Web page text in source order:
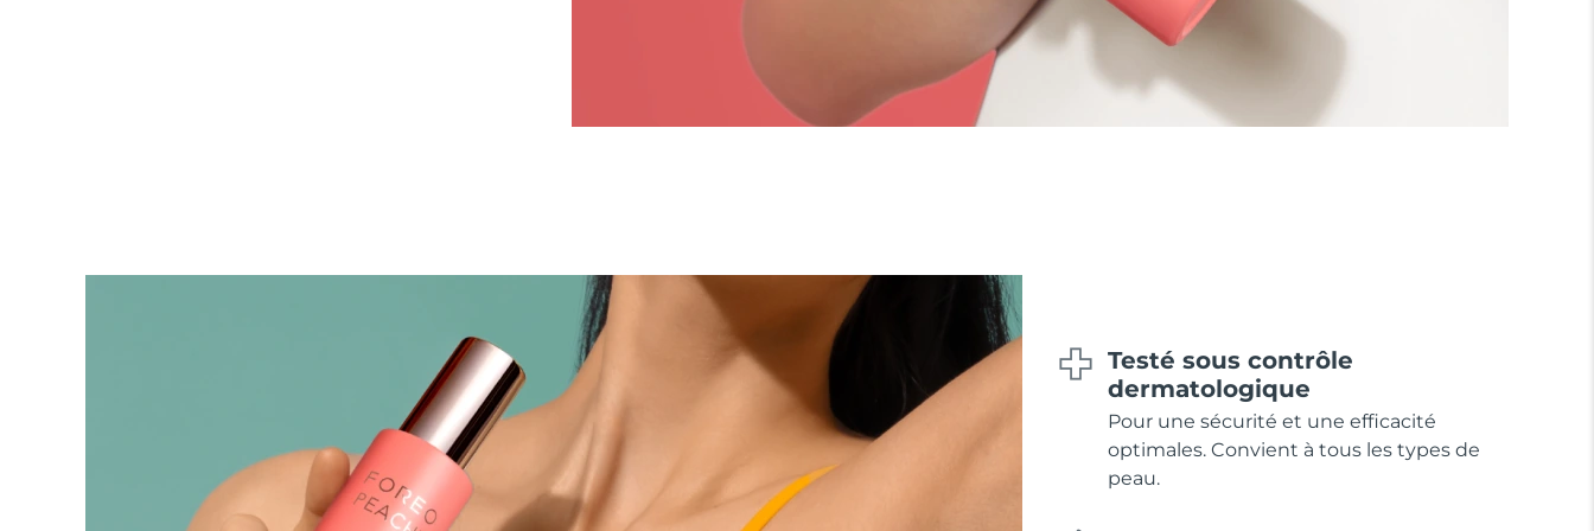
Testé sous contrôle
dermatologique
Pour une sécurité et une efficacité
optimales. Convient à tous les types de
peau.